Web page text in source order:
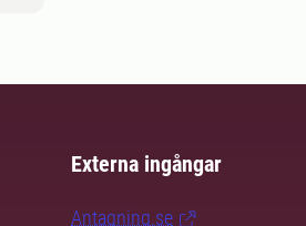
Externa ingångar
Antagning.se